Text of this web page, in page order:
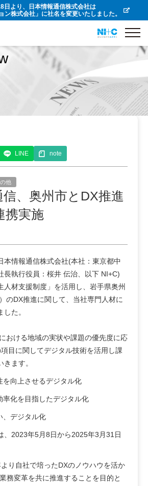
日より、日本情報通信株式会社は
ン株式会社」に社名を変更いたしました。
LINE note
他
信、奥州市とDX推進
携実施
情報通信株式会社(本社：東京都中
長執行役員：桜井 伝治、以下 NI+C)
人材支援制度」を活用し、岩手県奥州
のDX推進に関して、当社専門人材に
た。
おける地域の実状や課題の優先度に応
目に関してデジタル技術を活用し課
ます。
向上させるデジタル化
化を目指したデジタル化
デジタル化
2023年5月8日から2025年3月31日
り自社で培ったDXのノウハウを活か
務変革を共に推進することを目的と